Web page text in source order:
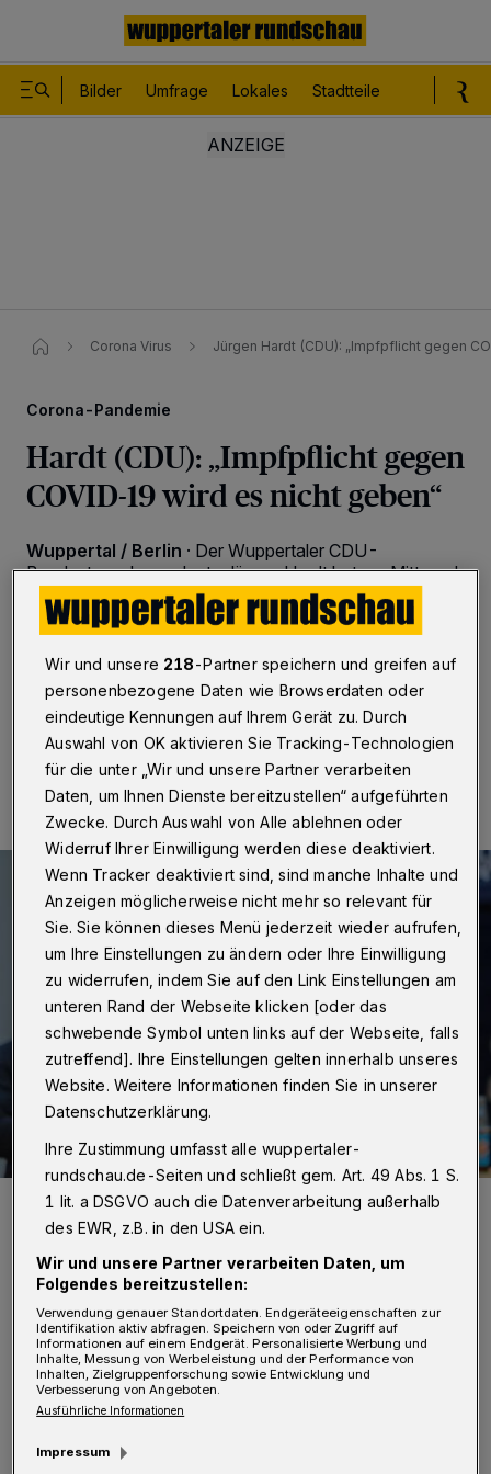
Bilder Umfrage Lokales Stadtteile
Corona Virus Jürgen Hardt (CDU): „Impfpflicht gegen
Corona-Pandemie
Hardt (CDU): „Impfpflicht gegen
COVID-19 wird es nicht geben“
Wuppertal / Berlin · Der Wuppertaler CDU-
Bundestagsabgeordnete Jürgen Hardt hat am Mittwoch
(18. November 2020) „aus voller Überzeugung“ der
Novelle des Bevölkerungsschutzgesetzes und der
Fortdauer der epidemischen Lage von nationaler
Tragweite zugestimmt.
18.11.2020 , 14:42 Uhr Eine Minute Lesezeit
Jürgen Hardt.
Foto: Christoph Petersen
„Mit diesen Entscheidungen verbessern wir
die Rechtsgrundlage insbesondere für die
unserem Grundgesetz in erster Linie für den
Wir und unsere 218-Partner speichern und greifen auf
personenbezogene Daten wie Browserdaten oder
eindeutige Kennungen auf Ihrem Gerät zu. Durch
Auswahl von OK aktivieren Sie Tracking-Technologien
für die unter „Wir und unsere Partner verarbeiten
Daten, um Ihnen Dienste bereitzustellen“ aufgeführten
Zwecke. Durch Auswahl von Alle ablehnen oder
Widerruf Ihrer Einwilligung werden diese deaktiviert.
Wenn Tracker deaktiviert sind, sind manche Inhalte und
Anzeigen möglicherweise nicht mehr so relevant für
Sie. Sie können dieses Menü jederzeit wieder aufrufen,
um Ihre Einstellungen zu ändern oder Ihre Einwilligung
zu widerrufen, indem Sie auf den Link Einstellungen am
unteren Rand der Webseite klicken [oder das
schwebende Symbol unten links auf der Webseite, falls
zutreffend]. Ihre Einstellungen gelten innerhalb unseres
Website. Weitere Informationen finden Sie in unserer
Datenschutzerklärung.
Ihre Zustimmung umfasst alle wuppertaler-
rundschau.de-Seiten und schließt gem. Art. 49 Abs. 1 S.
1 lit. a DSGVO auch die Datenverarbeitung außerhalb
des EWR, z.B. in den USA ein.
Wir und unsere Partner verarbeiten Daten, um
Folgendes bereitzustellen:
Verwendung genauer Standortdaten. Endgeräteeigenschaften zur
Identifikation aktiv abfragen. Speichern von oder Zugriff auf
Informationen auf einem Endgerät. Personalisierte Werbung und
Inhalte, Messung von Werbeleistung und der Performance von
Inhalten, Zielgruppenforschung sowie Entwicklung und
Verbesserung von Angeboten.
Ausführliche Informationen
Impressum